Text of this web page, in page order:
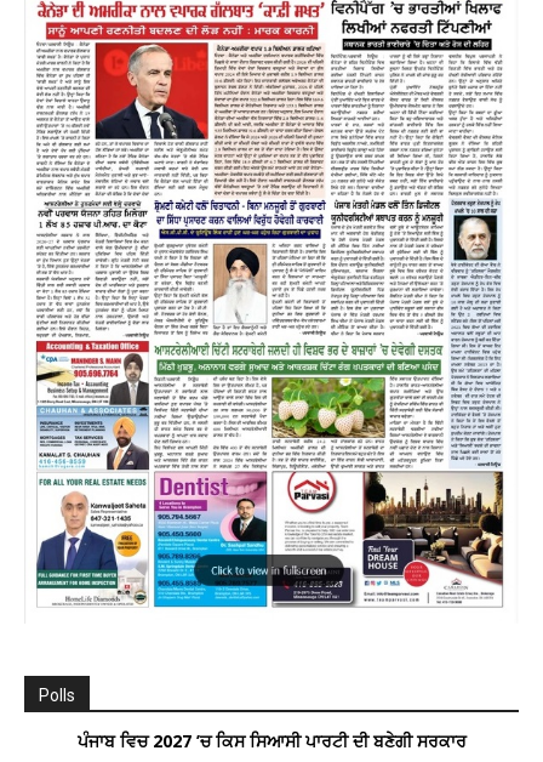
Polls
ਪੰਜਾਬ ਵਿਚ 2027 ’ਚ ਕਿਸ ਸਿਆਸੀ ਪਾਰਟੀ ਦੀ ਬਣੇਗੀ ਸਰਕਾਰ